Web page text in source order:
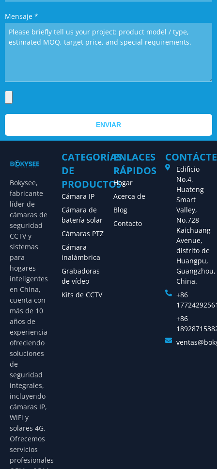
Mensaje *
ENVIAR
Bokysee,
fabricante
líder de
cámaras de
seguridad
CCTV y
sistemas
para
hogares
inteligentes
en China,
cuenta con
más de 10
años de
experiencia
ofreciendo
soluciones
de
seguridad
integrales,
incluyendo
cámaras IP,
WiFi y
solares 4G.
Ofrecemos
servicios
profesionales
CATEGORÍAS
DE
PRODUCTOS
Cámara IP
Cámara de
batería solar
Cámaras PTZ
Cámara
inalámbrica
Grabadoras
de vídeo
Kits de CCTV
ENLACES
RÁPIDOS
Hogar
Acerca de
Blog
Contacto
Edificio
No.4,
Huateng
Smart
Valley,
No.728
Kaichuang
Avenue,
distrito de
Huangpu,
Guangzhou,
China.
+86
+86